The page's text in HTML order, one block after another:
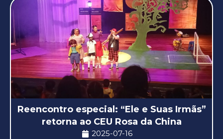
Reencontro especial: “Ele e Suas Irmãs”
retorna ao CEU Rosa da China
2025-07-16